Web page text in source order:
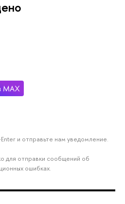
и отправьте нам уведомление.
для отправки сообщений об
ошибках.